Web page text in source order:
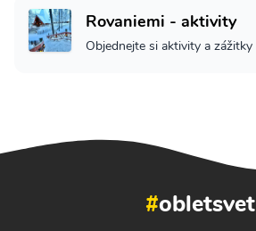
Rovaniemi - aktivity
Objednejte si aktivity a zážitky
#obletsvet